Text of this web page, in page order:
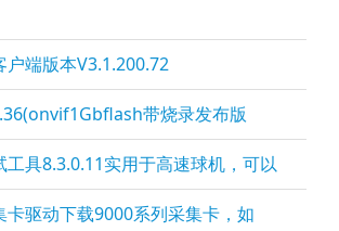
户端版本V3.1.200.72
带烧录发布版
工具8.3.0.11实用于高速球机，可以
卡驱动下载9000系列采集卡，如